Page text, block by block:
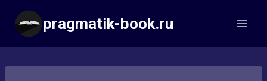
Перейти
содержимому
pragmatik-book.ru